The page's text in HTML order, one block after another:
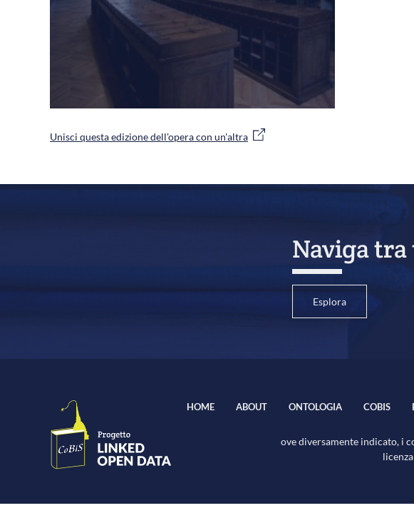
Unisci questa edizione dell'opera con un'altra
Naviga tra
Esplora
HOME ABOUT ONTOLOGIA COBIS
ove diversamente indicato, i
licenza